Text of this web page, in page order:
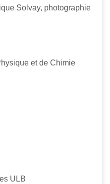
Solvay, photographie
et de Chimie
ULB